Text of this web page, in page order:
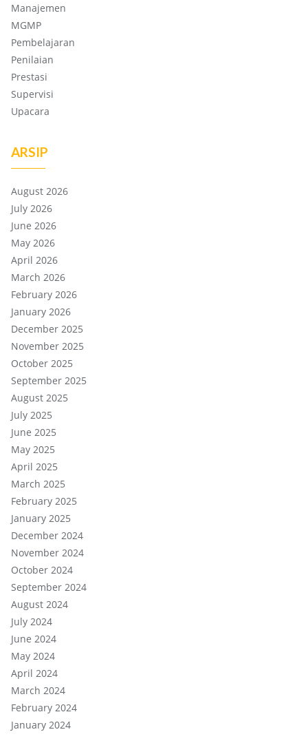
Manajemen
MGMP
Pembelajaran
Penilaian
Prestasi
Supervisi
Upacara
ARSIP
August 2026
July 2026
June 2026
May 2026
April 2026
March 2026
February 2026
January 2026
December 2025
November 2025
October 2025
September 2025
August 2025
July 2025
June 2025
May 2025
April 2025
March 2025
February 2025
January 2025
December 2024
November 2024
October 2024
September 2024
August 2024
July 2024
June 2024
May 2024
April 2024
March 2024
February 2024
January 2024